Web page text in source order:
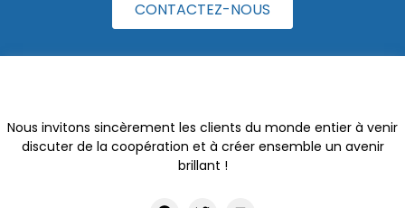
CONTACTEZ-NOUS
Nous invitons sincèrement les clients du monde entier à venir
discuter de la coopération et à créer ensemble un avenir
brillant !